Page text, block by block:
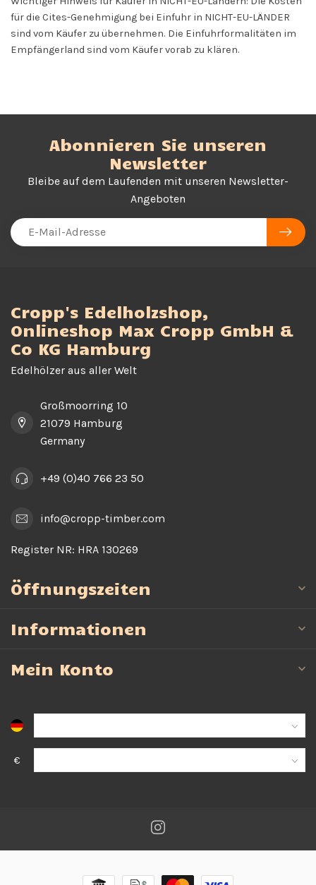
für die Cites-Genehmigung bei Einfuhr in NICHT-EU-LÄNDER
sind vom Käufer zu übernehmen. Die Einfuhrformalitäten im
Empfängerland sind vom Käufer vorab zu klären.
Abonnieren Sie unseren
Newsletter
Bleibe auf dem Laufenden mit unseren Newsletter-
Angeboten
Cropp's Edelholzshop,
Onlineshop Max Cropp GmbH &
Co KG Hamburg
Edelhölzer aus aller Welt
Großmoorring 10
21079 Hamburg
Germany
+49 (0)40 766 23 50
info@cropp-timber.com
Register NR: HRA 130269
Öffnungszeiten
Informationen
Mein Konto
€